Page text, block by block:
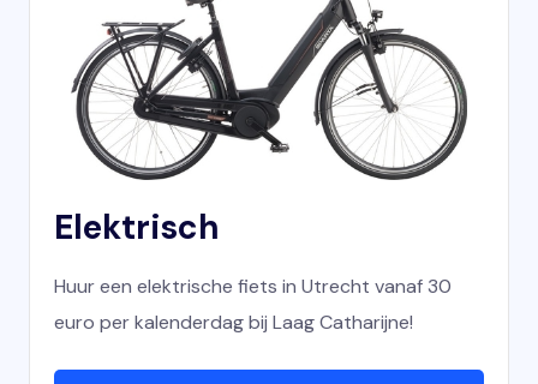
Elektrisch
Huur een elektrische fiets in Utrecht vanaf 30
euro per kalenderdag bij Laag Catharijne!